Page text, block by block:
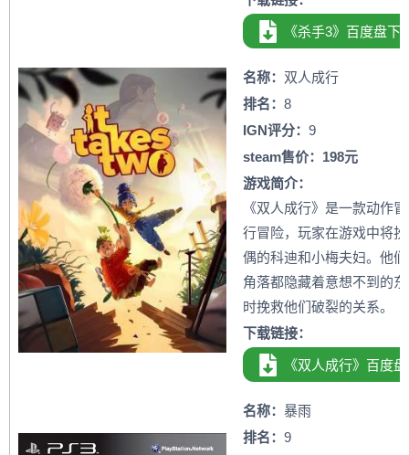
《杀手3》百度盘下
名称： 双人成行
排名： 8
IGN评分： 9
steam售价：198元
游戏简介：
《双人成行》是一款动作
行冒险，玩家在游戏中将
偶的科迪和小梅夫妇。他
角落都隐藏着意想不到的
时挽救他们破裂的关系。
下载链接：
《双人成行》百度
名称： 暴雨
排名： 9